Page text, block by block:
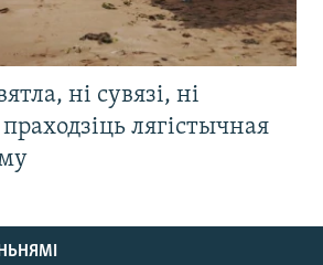
ні сувязі, ні
лягістычная